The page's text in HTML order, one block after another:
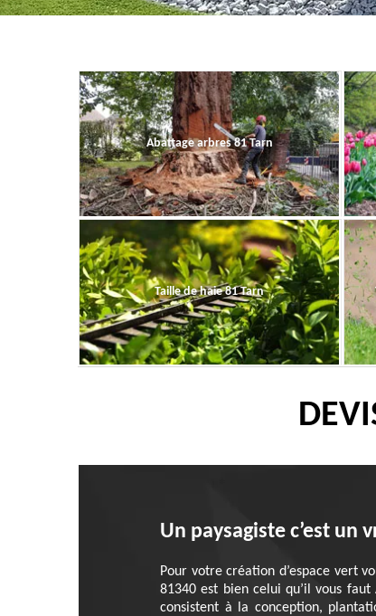
Abattage arbres 81 Tarn
Taille de haie 81 Tarn
Un paysagiste c’est un
Pour votre création d’espace vert
81340 est bien celui qu’il vous
consistent à la conception,